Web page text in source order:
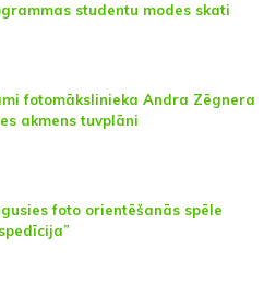
studentu modes skati
fotomākslinieka Andra Zēgnera
akmens tuvplāni
foto orientēšanās spēle